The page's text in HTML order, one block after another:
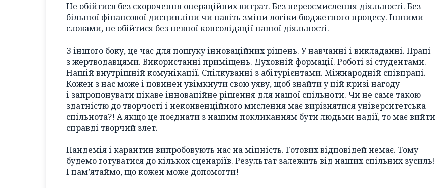
Не обійтися без скорочення операційних витрат. Без переосмислення діяльності. Без
більшої фінансової дисципліни чи навіть зміни логіки бюджетного процесу. Іншими
словами, не обійтися без певної консолідації нашої діяльності.
З іншого боку, це час для пошуку інноваційних рішень. У навчанні і викладанні. Праці
з жертводавцями. Використанні приміщень. Духовній формації. Роботі зі студентами.
Нашій внутрішній комунікації. Спілкуванні з абітурієнтами. Міжнародній співпраці.
Кожен з нас може і повинен увімкнути свою уяву, щоб знайти у цій кризі нагоду
і запропонувати цікаве інноваційне рішення для нашої спільноти. Чи не саме такою
здатністю до творчості і неконвенційного мислення має вирізнятися університетська
спільнота?! А якщо це поєднати з нашим покликанням бути людьми надії, то має вийти
справді творчий злет.
Пандемія і карантин випробовують нас на міцність. Готових відповідей немає. Тому
будемо готуватися до кількох сценаріїв. Результат залежить від наших спільних зусиль!
І пам’ятаймо, що кожен може допомогти!